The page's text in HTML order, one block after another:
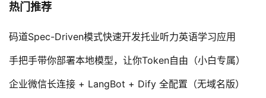
热门推荐
码道Spec-Driven模式快速开发托业听力英语学习应用
手把手带你部署本地模型，让你Token自由（小白专属）
企业微信长连接 + LangBot + Dify 全配置（无域名版）